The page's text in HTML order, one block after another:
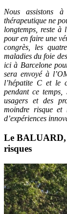
Nous assistons
thérapeutique ne
longtemps, reste à
pour en faire une
congrès, les
maladies du foie
ici à Barcelone
sera envoyé à
l’hépatite C et le
pendant ce
usagers et des
moindre risque et
d’expériences
Le BALUARD,
risques